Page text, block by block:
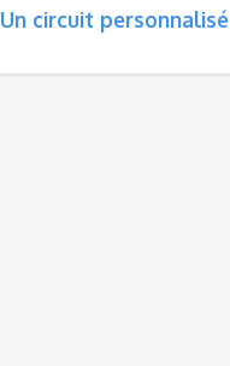
Un circuit personnalisé